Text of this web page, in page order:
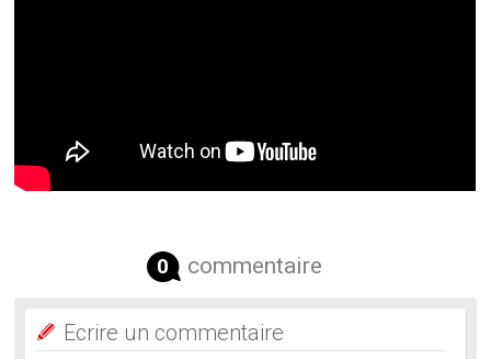
0 commentaire
Ecrire un commentaire